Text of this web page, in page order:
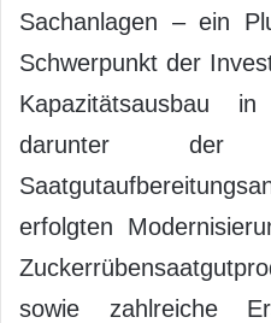
Sachanlagen – ein
Schwerpunkt der
Kapazitätsausbau
darunter der
erfolgten
sowie zahlreiche